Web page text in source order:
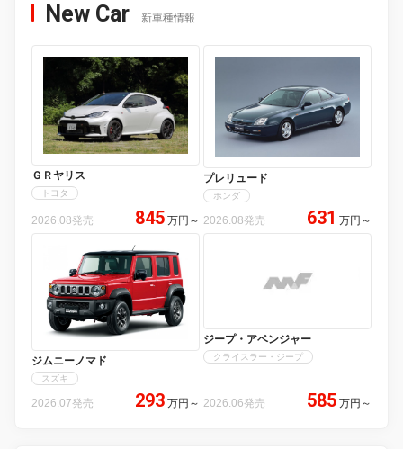
New Car 新車種情報
ＧＲヤリス
トヨタ
2026.08発売 845 万円 ～
プレリュード
ホンダ
2026.08発売 631 万円 ～
ジムニーノマド
スズキ
2026.07発売 293 万円 ～
ジープ・アベンジャー
クライスラー・ジープ
2026.06発売 585 万円 ～